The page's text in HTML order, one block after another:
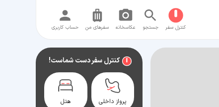
کنترل سفر جستجو عکاسخانه سفر‌های من حساب کاربری
کنترل سفر دست شماست!
پرواز داخلی هتل